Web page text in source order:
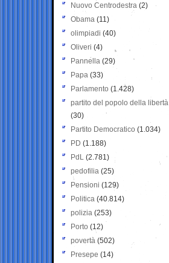
Nuovo Centrodestra (2)
Obama (11)
olimpiadi (40)
Oliveri (4)
Pannella (29)
Papa (33)
Parlamento (1.428)
partito del popolo della libertà
(30)
Partito Democratico (1.034)
PD (1.188)
PdL (2.781)
pedofilia (25)
Pensioni (129)
Politica (40.814)
polizia (253)
Porto (12)
povertà (502)
Presepe (14)